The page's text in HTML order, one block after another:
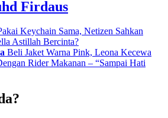
Firdaus
Keychain Sama, Netizen Sahkan
Astillah Bercinta?
Beli Jaket Warna Pink, Leona Kecewa
Rider Makanan – “Sampai Hati